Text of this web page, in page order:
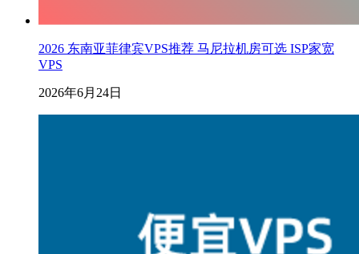
2026 东南亚菲律宾VPS推荐 马尼拉机房可选 ISP家宽
VPS
2026年6月24日